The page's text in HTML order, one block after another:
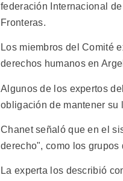
federación Internacional
Fronteras.
Los miembros del Comité
derechos humanos en
Algunos de los expertos
obligación de mantener su
Chanet señaló que en el
derecho", como los grupos
La experta los describió